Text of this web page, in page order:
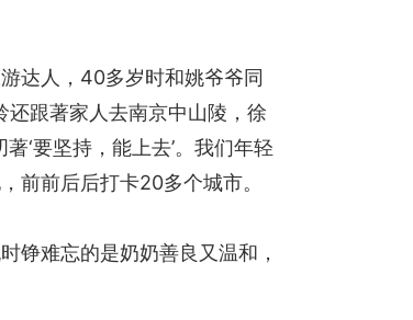
达人，40多岁时和姚爷爷同
跟著家人去南京中山陵，徐
‘要坚持，能上去’。我们年轻
前前后后打卡20多个城市。
铮难忘的是奶奶善良又温和，